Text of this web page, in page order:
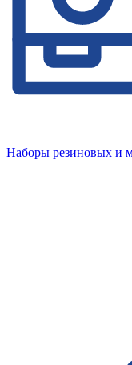
Наборы резиновых и